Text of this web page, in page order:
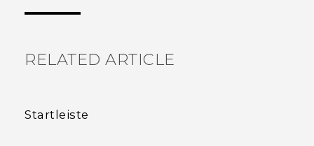
RELATED ARTICLE
Startleiste